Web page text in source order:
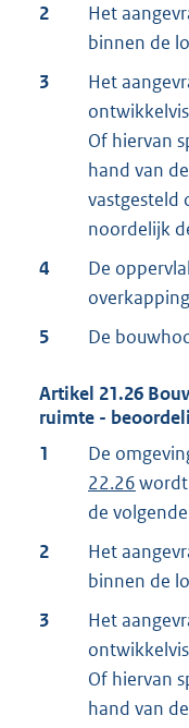
2
Het
binnen de
3
Het
Of hiervan
hand van
vastgesteld
noordelijk
4
De
5
De
Artikel 21.26
ruimte -
1
De
22.26
de
2
Het
binnen de
3
Het
Of hiervan
hand van